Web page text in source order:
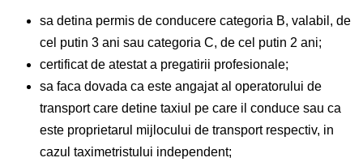
sa detina permis de conducere categoria B, valabil, de
cel putin 3 ani sau categoria C, de cel putin 2 ani;
certificat de atestat a pregatirii profesionale;
sa faca dovada ca este angajat al operatorului de
transport care detine taxiul pe care il conduce sau ca
este proprietarul mijlocului de transport respectiv, in
cazul taximetristului independent;